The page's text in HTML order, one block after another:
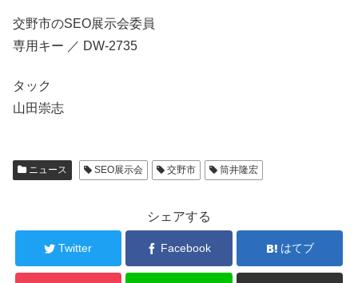
交野市のSEO展示会委員
専用キー ／ DW-2735
タック
山田崇志
ニュース SEO展示会 交野市 筒井隆宏
シェアする
Twitter Facebook はてブ